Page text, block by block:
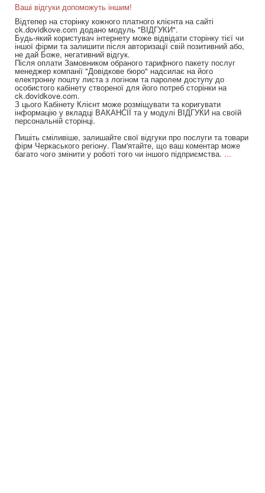
Ваші відгуки допоможуть іншим!
Відтепер на сторінку кожного платного клієнта на сайті
ck.dovidkove.com додано модуль "ВІДГУКИ".
Будь-який користувач інтернету може відвідати сторінку тієї чи
іншої фірми та залишити після авторизації свій позитивний або,
не дай Боже, негативний відгук.
Після оплати Замовником обраного тарифного пакету послуг
менеджер компанії "Довідкове бюро" надсилає на його
електронну пошту листа з логіном та паролем доступу до
особистого кабінету створеної для його потреб сторінки на
ck.dovidkove.com.
З цього Кабінету Клієнт може розміщувати та коригувати
інформацію у вкладці ВАКАНСІЇ та у модулі ВІДГУКИ на своїй
персональній сторінці.
Пишіть сміливіше, залишайте свої відгуки про послуги та товари
фірм Черкаського регіону. Пам'ятайте, що ваш коментар може
багато чого змінити у роботі того чи іншого підприємства. ...